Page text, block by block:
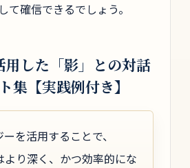
て確信できるでしょう。
した「影」との対話
集【実践例付き】
を活用することで、
より深く、かつ効率的にな